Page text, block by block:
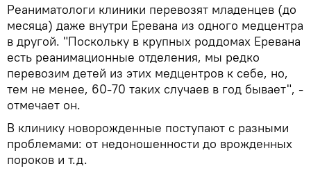
Реаниматологи клиники перевозят младенцев (до
месяца) даже внутри Еревана из одного медцентра
в другой. "Поскольку в крупных роддомах Еревана
есть реанимационные отделения, мы редко
перевозим детей из этих медцентров к себе, но,
тем не менее, 60-70 таких случаев в год бывает", -
отмечает он.
В клинику новорожденные поступают с разными
проблемами: от недоношенности до врожденных
пороков и т.д.